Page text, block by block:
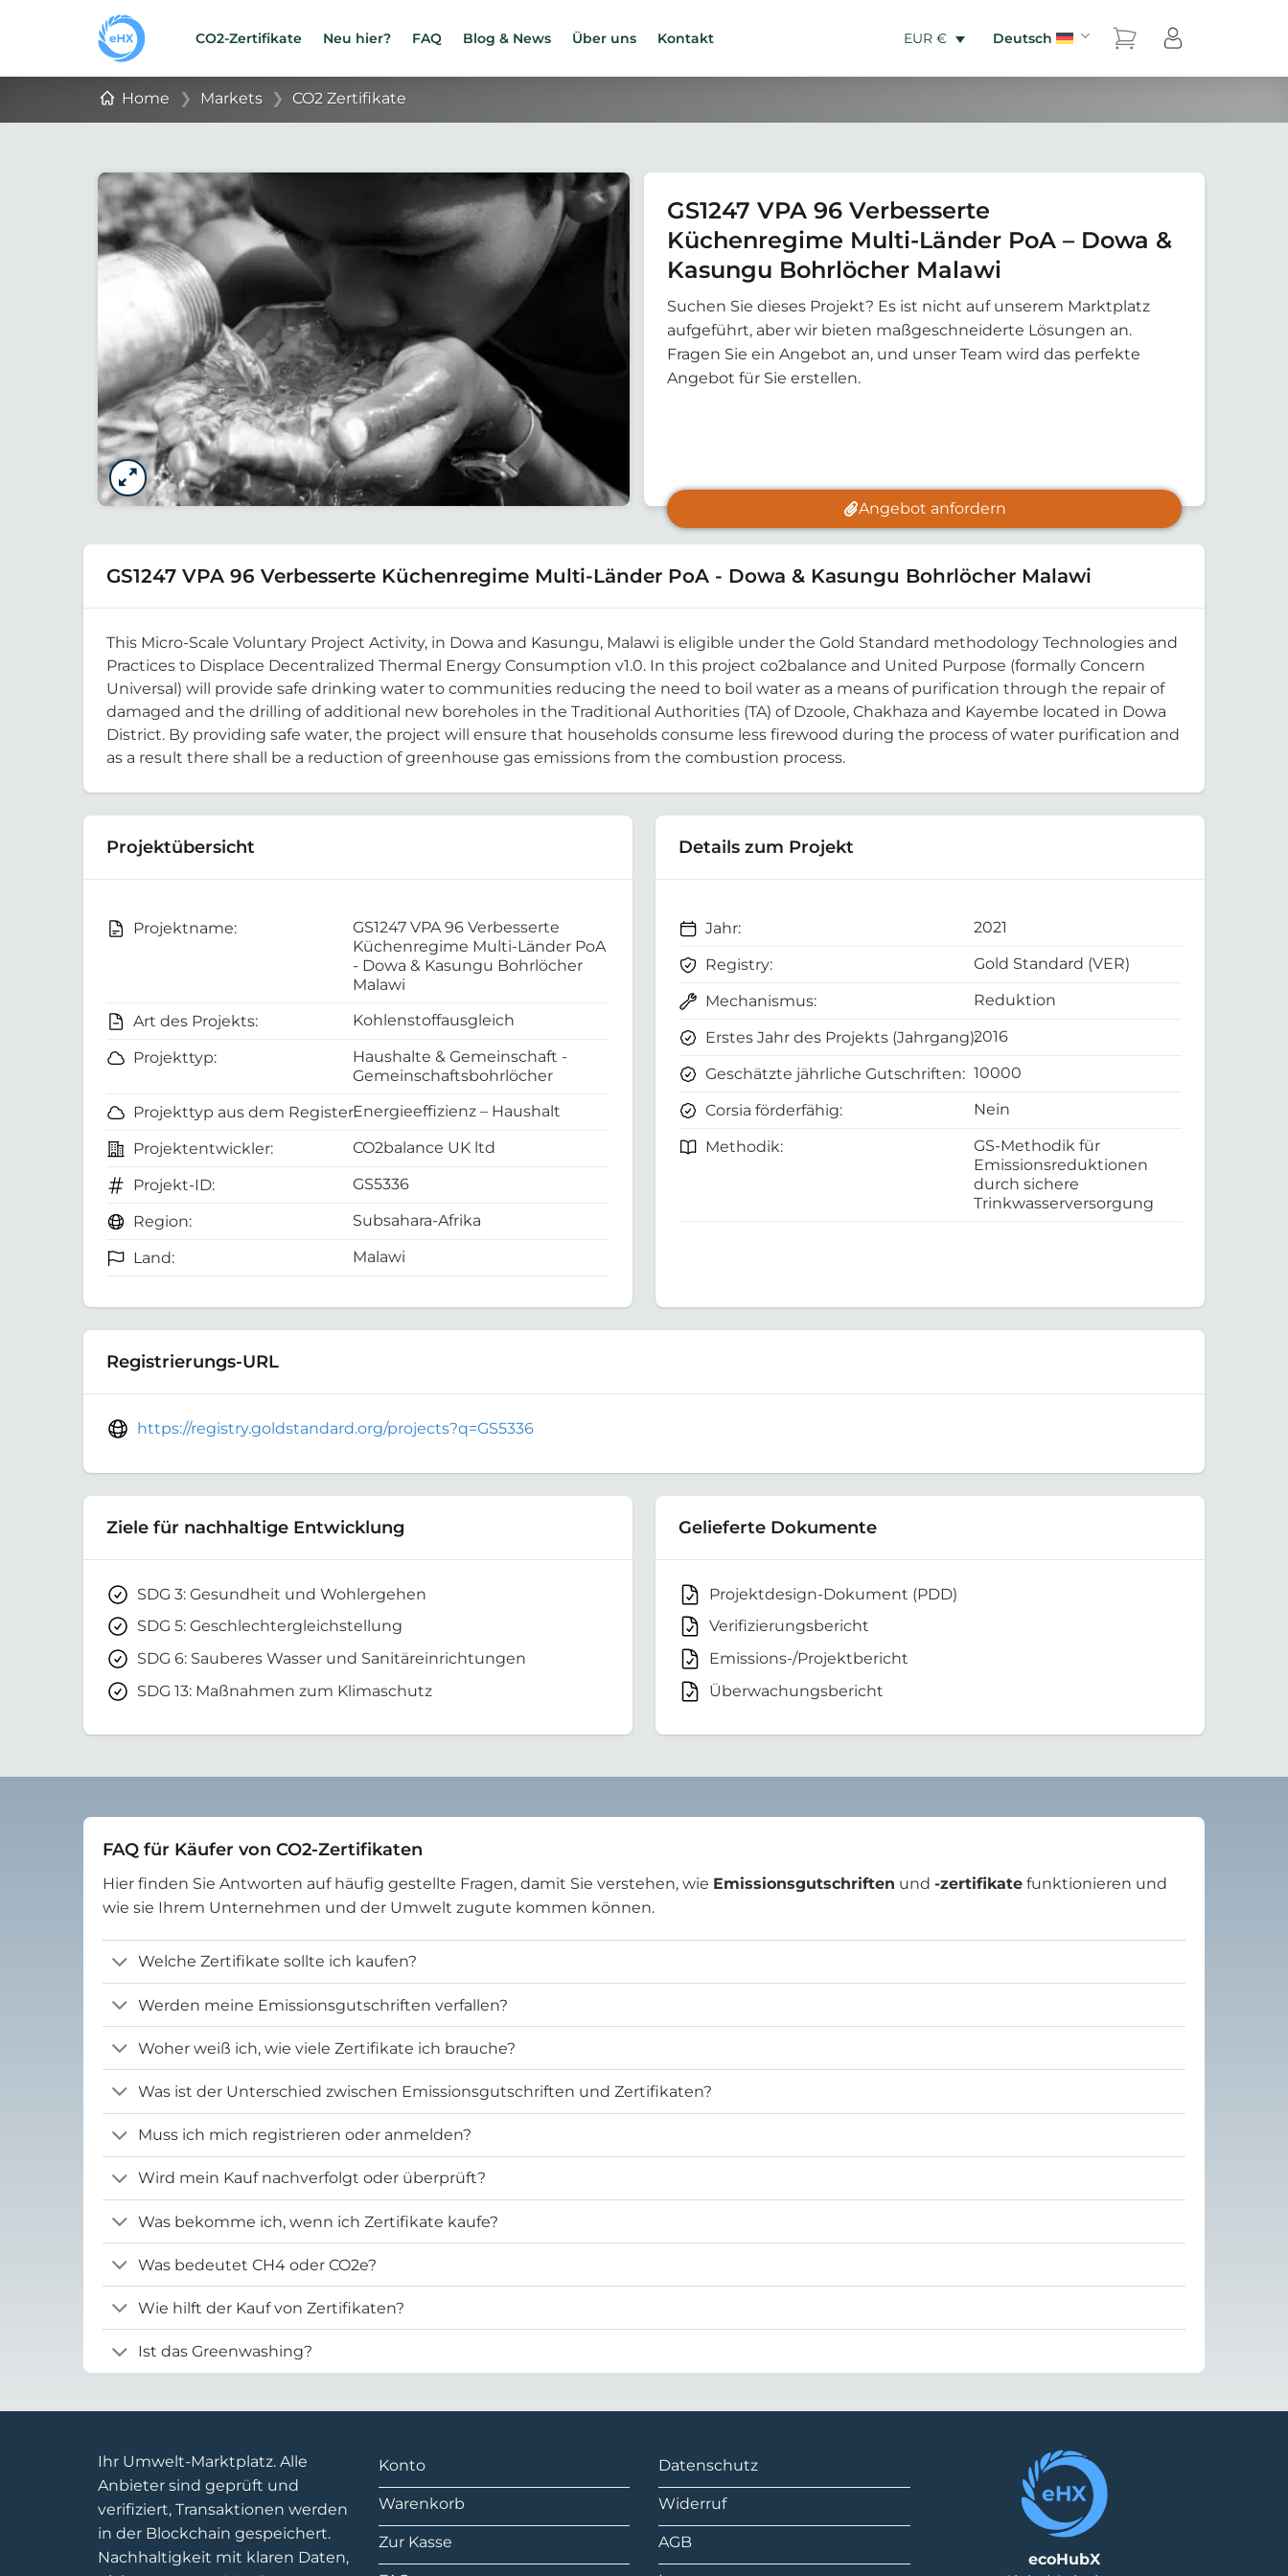
CO2-Zertifikate Neu hier? FAQ Blog & News Über uns Kontakt EUR € Deutsch
Home ❯ Markets ❯ CO2 Zertifikate
GS1247 VPA 96 Verbesserte
Küchenregime Multi-Länder PoA – Dowa &
Kasungu Bohrlöcher Malawi
Suchen Sie dieses Projekt? Es ist nicht auf unserem Marktplatz
aufgeführt, aber wir bieten maßgeschneiderte Lösungen an.
Fragen Sie ein Angebot an, und unser Team wird das perfekte
Angebot für Sie erstellen.
Angebot anfordern
GS1247 VPA 96 Verbesserte Küchenregime Multi-Länder PoA - Dowa & Kasungu Bohrlöcher Malawi
This Micro-Scale Voluntary Project Activity, in Dowa and Kasungu, Malawi is eligible under the Gold Standard methodology Technologies and
Practices to Displace Decentralized Thermal Energy Consumption v1.0. In this project co2balance and United Purpose (formally Concern
Universal) will provide safe drinking water to communities reducing the need to boil water as a means of purification through the repair of
damaged and the drilling of additional new boreholes in the Traditional Authorities (TA) of Dzoole, Chakhaza and Kayembe located in Dowa
District. By providing safe water, the project will ensure that households consume less firewood during the process of water purification and
as a result there shall be a reduction of greenhouse gas emissions from the combustion process.
Projektübersicht
Projektname:
GS1247 VPA 96 Verbesserte
Küchenregime Multi-Länder PoA
- Dowa & Kasungu Bohrlöcher
Malawi
Art des Projekts:
Kohlenstoffausgleich
Projekttyp:
Haushalte & Gemeinschaft -
Gemeinschaftsbohrlöcher
Projekttyp aus dem Register:Energieeffizienz – Haushalt
Projektentwickler: CO2balance UK ltd
Projekt-ID: GS5336
Region: Subsahara-Afrika
Land: Malawi
Details zum Projekt
Jahr: 2021
Registry: Gold Standard (VER)
Mechanismus: Reduktion
Erstes Jahr des Projekts (Jahrgang):2016
Geschätzte jährliche Gutschriften: 10000
Corsia förderfähig: Nein
Methodik:
GS-Methodik für
Emissionsreduktionen
durch sichere
Trinkwasserversorgung
Registrierungs-URL
https://registry.goldstandard.org/projects?q=GS5336
Ziele für nachhaltige Entwicklung
SDG 3: Gesundheit und Wohlergehen
SDG 5: Geschlechtergleichstellung
SDG 6: Sauberes Wasser und Sanitäreinrichtungen
SDG 13: Maßnahmen zum Klimaschutz
Gelieferte Dokumente
Projektdesign-Dokument (PDD)
Verifizierungsbericht
Emissions-/Projektbericht
Überwachungsbericht
FAQ für Käufer von CO2-Zertifikaten
Hier finden Sie Antworten auf häufig gestellte Fragen, damit Sie verstehen, wie Emissionsgutschriften und -zertifikate funktionieren und
wie sie Ihrem Unternehmen und der Umwelt zugute kommen können.
Welche Zertifikate sollte ich kaufen?
Werden meine Emissionsgutschriften verfallen?
Woher weiß ich, wie viele Zertifikate ich brauche?
Was ist der Unterschied zwischen Emissionsgutschriften und Zertifikaten?
Muss ich mich registrieren oder anmelden?
Wird mein Kauf nachverfolgt oder überprüft?
Was bekomme ich, wenn ich Zertifikate kaufe?
Was bedeutet CH4 oder CO2e?
Wie hilft der Kauf von Zertifikaten?
Ist das Greenwashing?
Ihr Umwelt-Marktplatz. Alle
Anbieter sind geprüft und
verifiziert, Transaktionen werden
in der Blockchain gespeichert.
Nachhaltigkeit mit klaren Daten,
Konto
Warenkorb
Zur Kasse
Datenschutz
Widerruf
AGB
ecoHubX